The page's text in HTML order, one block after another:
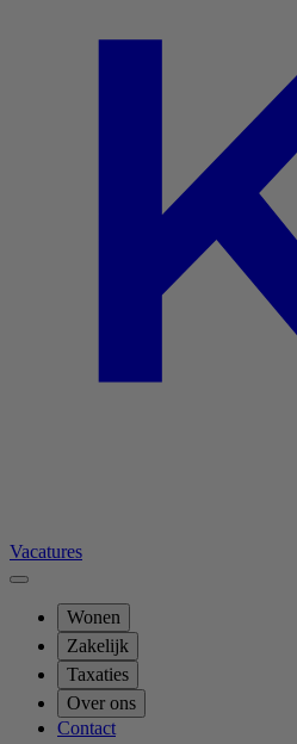
Vacatures
Wonen
Zakelijk
Taxaties
Over ons
Contact